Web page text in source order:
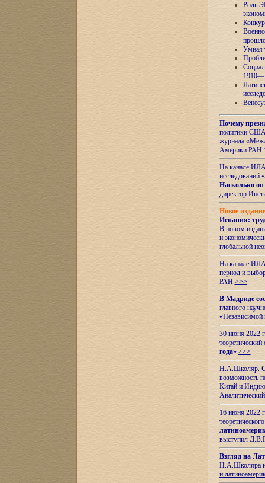
Роль
Умная
Почему
политики США
журнала
Америки РАН
На канале ИЛА
исследований «
Насколько он
директор
Новое
Испания:
В новом
и
глобальной
На канале
период и
РАН >>>
В Мадриде
главного
«Независимой
30 июня 2022
года» >>>
Н.А.Школяр.
возможность
Китай и
16 июня 2022
выступил
Взгляд на
Н.А.Школяра
и